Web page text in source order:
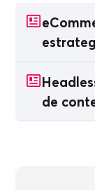
de